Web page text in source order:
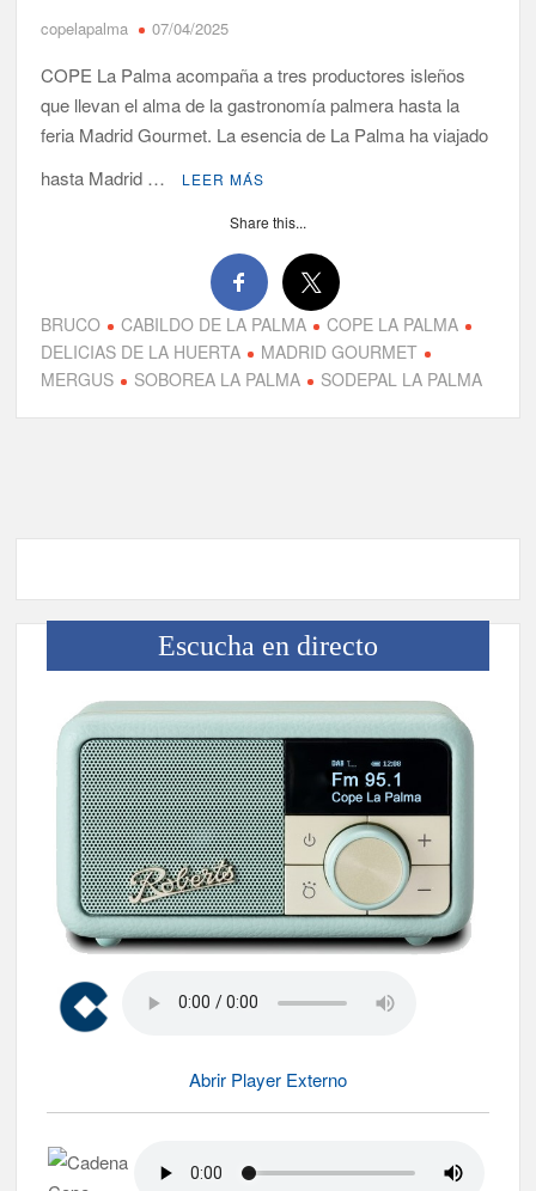
copelapalma 07/04/2025
COPE La Palma acompaña a tres productores isleños
que llevan el alma de la gastronomía palmera hasta la
feria Madrid Gourmet. La esencia de La Palma ha viajado
hasta Madrid …
LEER MÁS
Share this...
BRUCO CABILDO DE LA PALMA
COPE LA PALMA
DELICIAS DE LA HUERTA
MADRID GOURMET
MERGUS
SOBOREA LA PALMA SODEPAL LA PALMA
Escucha en directo
Abrir Player Externo